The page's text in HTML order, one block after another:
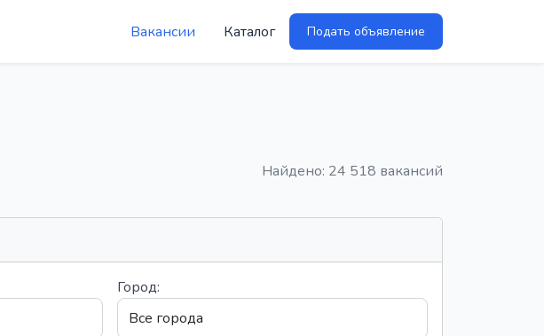
Вакансии Каталог Подать объявление
Найдено: 24 518 вакансий
Город: